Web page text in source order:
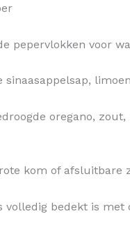
pepervlokken voor
oregano,
kom of afsluitbare
volledig bedekt is